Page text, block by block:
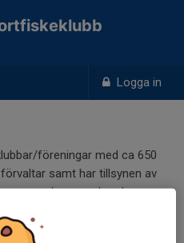
Logga in
föreningar med ca 650
samt har tillsynen av
av andra arrenderade